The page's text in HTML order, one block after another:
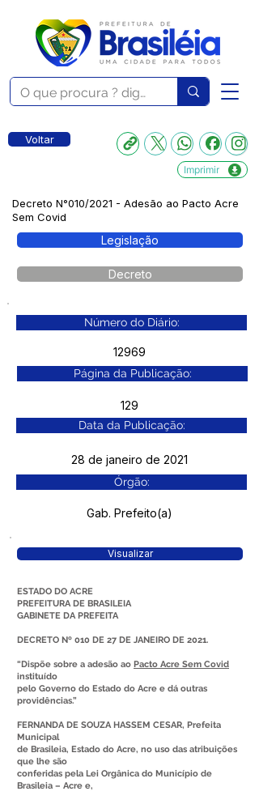
Voltar
Imprimir
Decreto N°010/2021 - Adesão ao Pacto Acre
Sem Covid
Legislação
Decreto
Número do Diário:
12969
Página da Publicação:
129
Data da Publicação:
28 de janeiro de 2021
Órgão:
Gab. Prefeito(a)
Visualizar
ESTADO DO ACRE
PREFEITURA DE BRASILEIA
GABINETE DA PREFEITA
DECRETO Nº 010 DE 27 DE JANEIRO DE 2021.
“Dispõe sobre a adesão ao Pacto Acre Sem Covid
instituído
pelo Governo do Estado do Acre e dá outras
providências.”
FERNANDA DE SOUZA HASSEM CESAR, Prefeita
Municipal
de Brasileia, Estado do Acre, no uso das atribuições
que lhe são
conferidas pela Lei Orgânica do Município de
Brasileia – Acre e,